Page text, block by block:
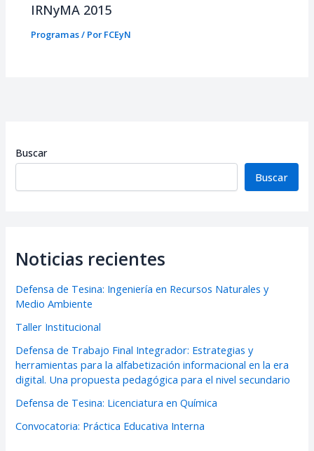
IRNyMA 2015
Programas/ PorFCEyN
Buscar
Buscar
Noticias recientes
Defensa de Tesina: Ingeniería en Recursos Naturales y
Medio Ambiente
Taller Institucional
Defensa de Trabajo Final Integrador: Estrategias y
herramientas para la alfabetización informacional en la era
digital. Una propuesta pedagógica para el nivel secundario
Defensa de Tesina: Licenciatura en Química
Convocatoria: Práctica Educativa Interna